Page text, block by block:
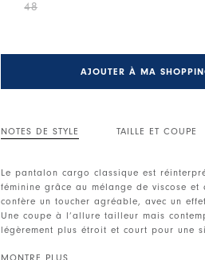
48
AJOUTER À MA
NOTES DE STYLE TAILLE ET COUPE
Le pantalon cargo classique est
féminine grâce au mélange de viscose
confère un toucher agréable, avec un
Une coupe à l’allure tailleur mais
légèrement plus étroit et court pour une